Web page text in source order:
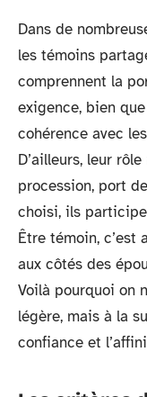
Dans de
les témoins
comprennent la
exigence, bien
cohérence avec
D’ailleurs, leur
procession, port
choisi, ils
Être témoin, c’est
aux côtés des
Voilà pourquoi on
légère, mais à la
confiance et